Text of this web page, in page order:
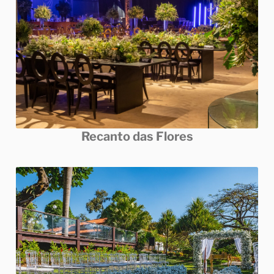
Recanto das Flores